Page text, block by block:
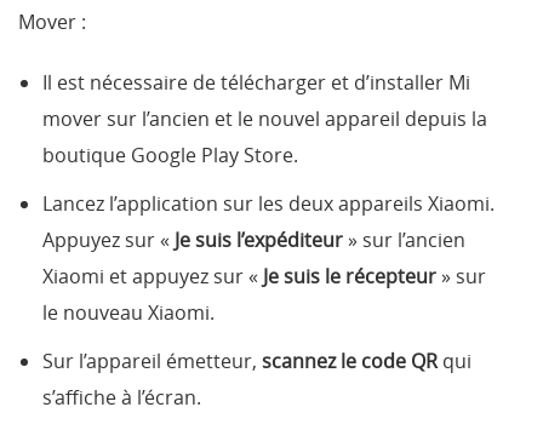
Mover :
Il est nécessaire de télécharger et d’installer Mi
mover sur l’ancien et le nouvel appareil depuis la
boutique Google Play Store.
Lancez l’application sur les deux appareils Xiaomi.
Appuyez sur « Je suis l’expéditeur» sur l’ancien
Xiaomi et appuyez sur « Je suis le récepteur» sur
le nouveau Xiaomi.
Sur l’appareil émetteur, scannez le code QRqui
s’affiche à l’écran.